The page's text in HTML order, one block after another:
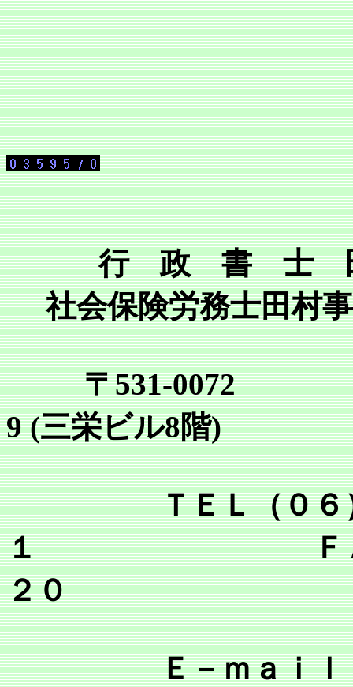
行 政 書 士 田
社会保険労務士田村
〒531-0072 大
9 (三栄ビル8階)
ＴＥＬ（０６）６
１ ＦＡＸ（０
２０
Ｅ－ｍａｉｌ